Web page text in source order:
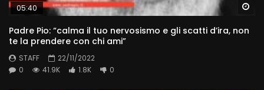
05:40
Padre Pio: “calma il tuo nervosismo e gli scatti d’ira, non
te la prendere con chi ami”
STAFF
22/11/2022
0
41.9K 1.8K 0